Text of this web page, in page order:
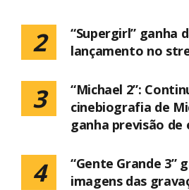
2
“Supergirl” ganha
lançamento no
3
“Michael 2”:
cinebiografia de
ganha previsão de
4
“Gente Grande 3”
imagens das